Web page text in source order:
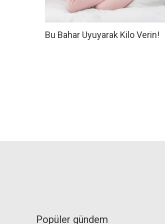
Bu Bahar Uyuyarak Kilo Verin!
Popüler gündem